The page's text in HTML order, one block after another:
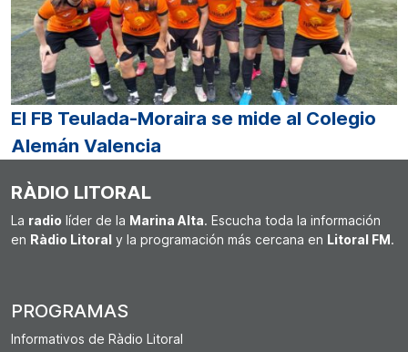
El FB Teulada-Moraira se mide al Colegio
Alemán Valencia
RÀDIO LITORAL
La radio líder de la Marina Alta. Escucha toda la información
en Ràdio Litoral y la programación más cercana en Litoral FM.
PROGRAMAS
Informativos de Ràdio Litoral